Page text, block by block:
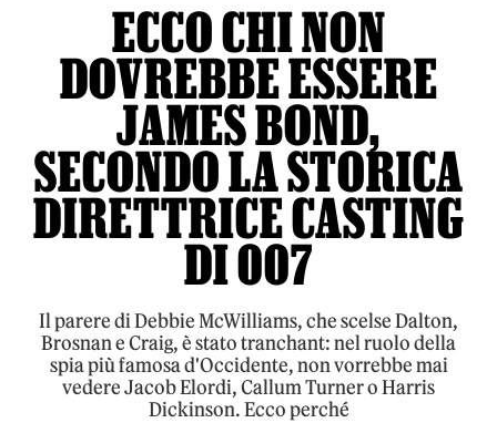
ECCO CHI NON
DOVREBBE ESSERE
JAMES BOND,
SECONDO LA STORICA
DIRETTRICE CASTING
DI 007
Il parere di Debbie McWilliams, che scelse Dalton,
Brosnan e Craig, è stato tranchant: nel ruolo della
spia più famosa d'Occidente, non vorrebbe mai
vedere Jacob Elordi, Callum Turner o Harris
Dickinson. Ecco perché